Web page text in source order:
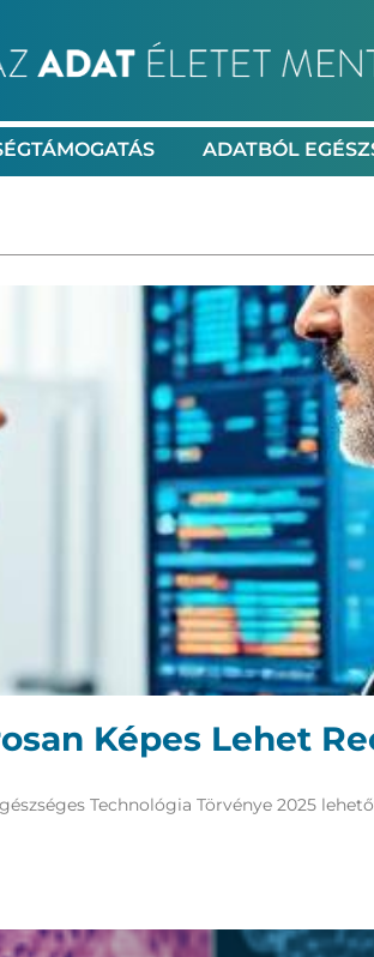
ADATBÓL
Képes Lehet
Technológia Törvénye 2025